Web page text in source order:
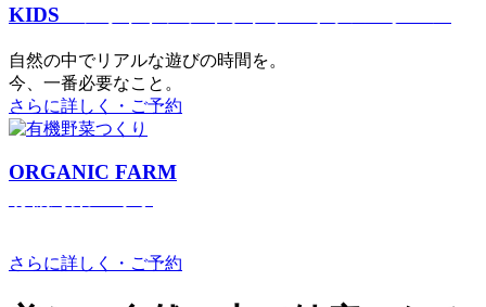
KIDS
⾃然の中でリアルな遊びの時間を。
今、⼀番必要なこと。
さらに詳しく・ご予約
ORGANIC FARM
さらに詳しく・ご予約